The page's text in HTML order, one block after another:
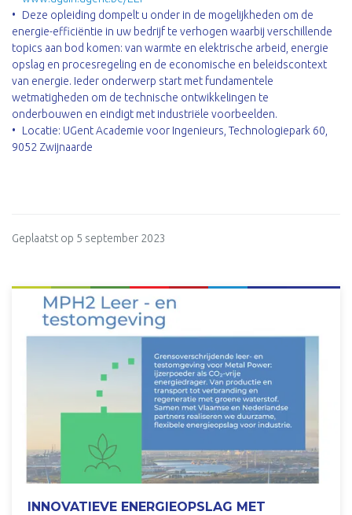
Deze opleiding dompelt u onder in de mogelijkheden om de
energie-efficiëntie in uw bedrijf te verhogen waarbij verschillende
topics aan bod komen: van warmte en elektrische arbeid, energie
opslag en procesregeling en de economische en beleidscontext
van energie. Ieder onderwerp start met fundamentele
wetmatigheden om de technische ontwikkelingen te
onderbouwen en eindigt met industriële voorbeelden.
Locatie: UGent Academie voor Ingenieurs, Technologiepark 60,
9052 Zwijnaarde
Geplaatst op 5 september 2023
INNOVATIEVE ENERGIEOPSLAG MET